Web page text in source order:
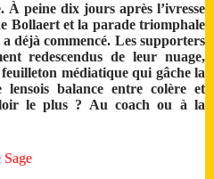
À peine dix jours après l’ivresse
Bollaert et la parade triomphale
déjà commencé. Les supporters
redescendus de leur nuage,
médiatique qui gâche la
balance entre colère et
le plus ? Au coach ou à la
Sage